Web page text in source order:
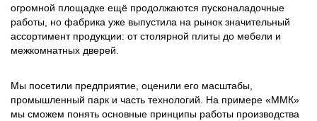
огромной площадке ещё продолжаются пусконаладочные
работы, но фабрика уже выпустила на рынок значительный
ассортимент продукции: от столярной плиты до мебели и
межкомнатных дверей.
Мы посетили предприятие, оценили его масштабы,
промышленный парк и часть технологий. На примере «ММК»
мы сможем понять основные принципы работы производства